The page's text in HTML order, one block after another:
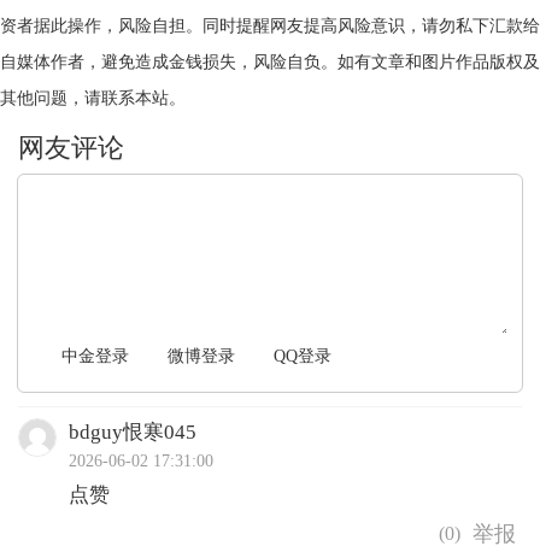
资者据此操作，风险自担。同时提醒网友提高风险意识，请勿私下汇款给
自媒体作者，避免造成金钱损失，风险自负。如有文章和图片作品版权及
其他问题，请联系本站。
中金登录 微博登录 QQ登录
bdguy恨寒045
2026-06-02 17:31:00
点赞
(0)